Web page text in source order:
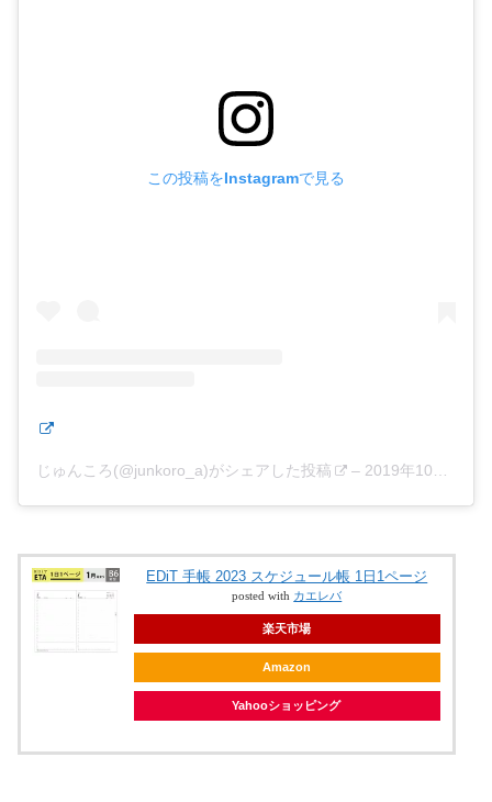
この投稿をInstagramで見る
じゅんころ(@junkoro_a)がシェアした投稿 – 2019年10月月7日午前1時55分PDT
EDiT 手帳 2023 スケジュール帳 1日1ページ
posted with カエレバ
楽天市場
Amazon
Yahooショッピング